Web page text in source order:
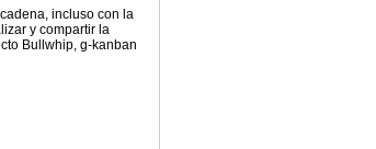
incluso con la
y compartir la
Bullwhip, g-kanban